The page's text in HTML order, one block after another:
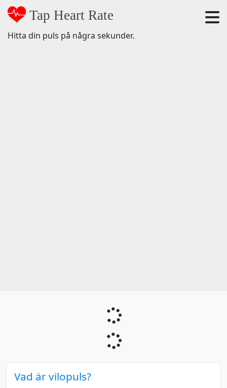
Tap Heart Rate
Hitta din puls på några sekunder.
Vad är vilopuls?